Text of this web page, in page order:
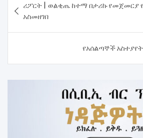
navigation
ሪፖርት | ወልቂጤ ከተማ በታሪኩ የመጀመርያ
አስመዘገበ
የአሰልጣኞች